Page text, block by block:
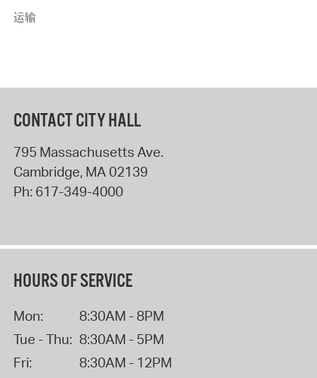
运输
CONTACT CITY HALL
795 Massachusetts Ave.
Cambridge, MA02139
Ph: 617-349-4000
HOURS OF SERVICE
Mon:
8:30AM - 8PM
Tue - Thu: 8:30AM - 5PM
Fri:
8:30AM - 12PM